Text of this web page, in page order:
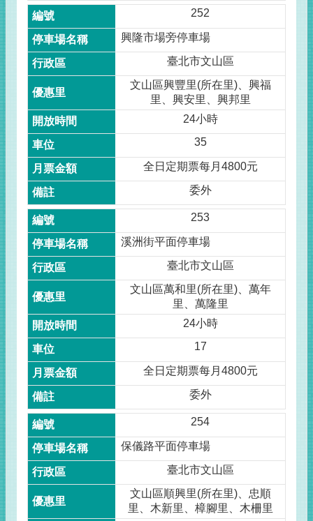
252
興隆市場旁停車場
臺北市文山區
文山區興豐里(所在里)、興福
里、興安里、興邦里
24小時
35
全日定期票每月4800元
委外
253
溪洲街平面停車場
臺北市文山區
文山區萬和里(所在里)、萬年
里、萬隆里
24小時
17
全日定期票每月4800元
委外
254
保儀路平面停車場
臺北市文山區
文山區順興里(所在里)、忠順
里、木新里、樟腳里、木柵里